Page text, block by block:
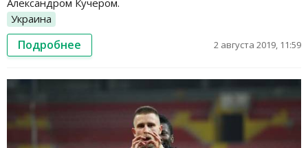
Украина
Подробнее 2 августа 2019, 11:59